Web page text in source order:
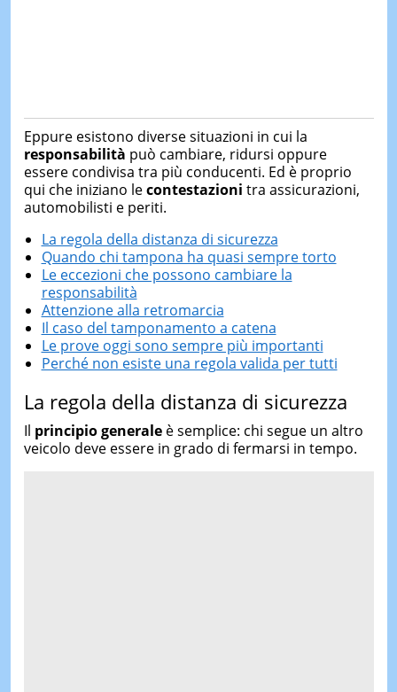
Eppure esistono diverse situazioni in cui la
responsabilità può cambiare, ridursi oppure
essere condivisa tra più conducenti. Ed è proprio
qui che iniziano lecontestazioni tra assicurazioni,
automobilisti e periti.
La regola della distanza di sicurezza
Quando chi tampona ha quasi sempre torto
Le eccezioni che possono cambiare la
responsabilità
Attenzione alla retromarcia
Il caso del tamponamento a catena
Le prove oggi sono sempre più importanti
Perché non esiste una regola valida per tutti
La regola della distanza di sicurezza
Il principio generaleè semplice: chi segue un altro
veicolo deve essere in grado di fermarsi in tempo.